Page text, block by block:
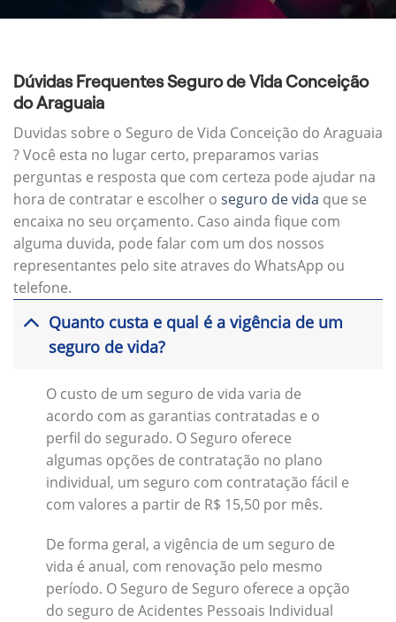
Dúvidas Frequentes Seguro de Vida Conceição
do Araguaia
Duvidas sobre o Seguro de Vida Conceição do Araguaia
? Você esta no lugar certo, preparamos varias
perguntas e resposta que com certeza pode ajudar na
hora de contratar e escolher o seguro de vida que se
encaixa no seu orçamento. Caso ainda fique com
alguma duvida, pode falar com um dos nossos
representantes pelo site atraves do WhatsApp ou
telefone.
Quanto custa e qual é a vigência de um
seguro de vida?
O custo de um seguro de vida varia de
acordo com as garantias contratadas e o
perfil do segurado. O Seguro oferece
algumas opções de contratação no plano
individual, um seguro com contratação fácil e
com valores a partir de R$ 15,50 por mês.
De forma geral, a vigência de um seguro de
vida é anual, com renovação pelo mesmo
período. O Seguro de Seguro oferece a opção
do seguro de Acidentes Pessoais Individual